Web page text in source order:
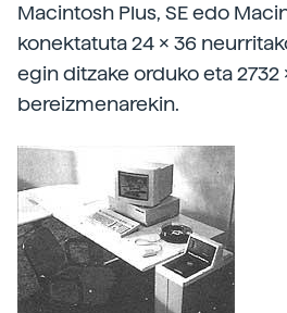
Macintosh Plus, SE edo
konektatuta 24 x 36
egin ditzake orduko eta
bereizmenarekin.